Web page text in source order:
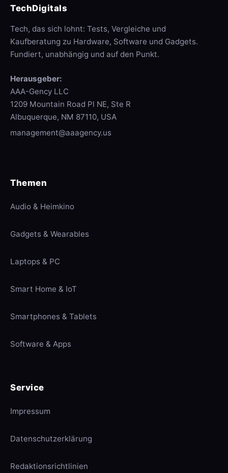
TechDigitals
Tech, das sich lohnt: Tests, Vergleiche und
Kaufberatung zu Hardware, Software und Gadgets.
Fundiert, unabhängig und auf den Punkt.
Herausgeber:
AAA-Gency LLC
1209 Mountain Road Pl NE, Ste R
Albuquerque, NM 87110, USA
management@aaagency.us
Themen
Audio & Heimkino
Gadgets & Wearables
Laptops & PC
Smart Home & IoT
Smartphones & Tablets
Software & Apps
Service
Impressum
Datenschutzerklärung
Redaktionsrichtlinien